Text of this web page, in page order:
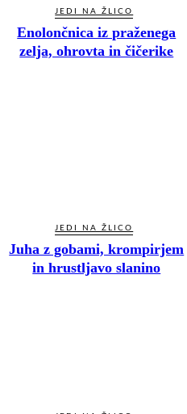
JEDI NA ŽLICO
Enolončnica iz praženega
zelja, ohrovta in čičerike
JEDI NA ŽLICO
Juha z gobami, krompirjem
in hrustljavo slanino